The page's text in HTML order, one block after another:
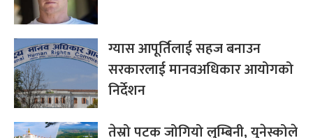
ग्यास आपूर्तिलाई सहज बनाउन
सरकारलाई मानवअधिकार आयोगको
निर्देशन
तेस्रो पटक जोगियो लुम्बिनी, युनेस्कोले